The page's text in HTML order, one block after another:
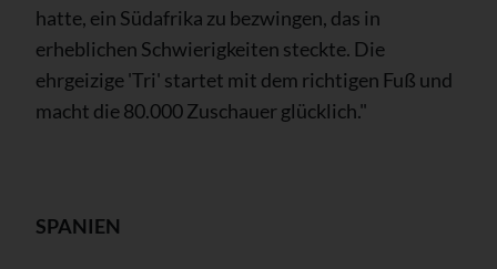
hatte, ein Südafrika zu bezwingen, das in
erheblichen Schwierigkeiten steckte. Die
ehrgeizige 'Tri' startet mit dem richtigen Fuß und
macht die 80.000 Zuschauer glücklich."
SPANIEN